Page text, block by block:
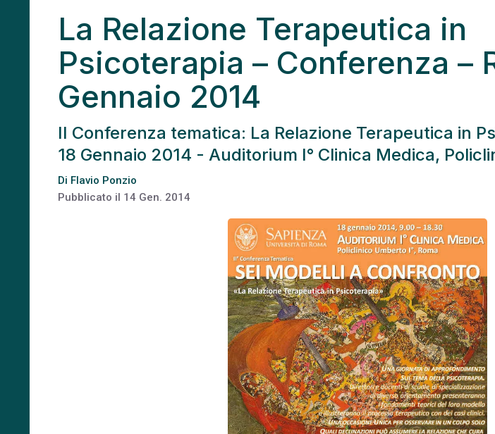
La Relazione Terapeutica in
Psicoterapia – Conferenza –
Gennaio 2014
II Conferenza tematica: La Relazione Terapeutica in
18 Gennaio 2014 - Auditorium I° Clinica Medica,
Di Flavio Ponzio
Pubblicato il 14 Gen. 2014